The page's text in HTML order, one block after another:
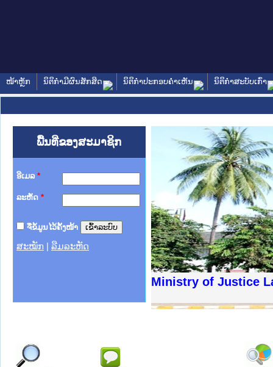
ໜ້າຫຼັກ ນິຕິກໍາມີຜົນສັກສິດ ນິຕິກໍາປະກອບຄໍາເຫັນ ນິຕິກໍາສະບັບເກົ່າ
ພື້ນທີ່ຂອງສະມາຊິກ
ອີເມລ *
ລະຫັດ *
ຈື່ຂໍ້ມູນໄວ້ຄັ້ງໜ້າ
ສະໝັກ ລືມລະຫັດ
Ministry of Justice
ຊາຊົນ ພາກເໜືອ
ການ
ກາງ
ກໃຕ້
ນຕຳຫຼວດປະຊາຊົນ
ສັນຕິບານປະຊາຊົນ
ກເໜືອ
ຊາຊົນ ພາກກາງ